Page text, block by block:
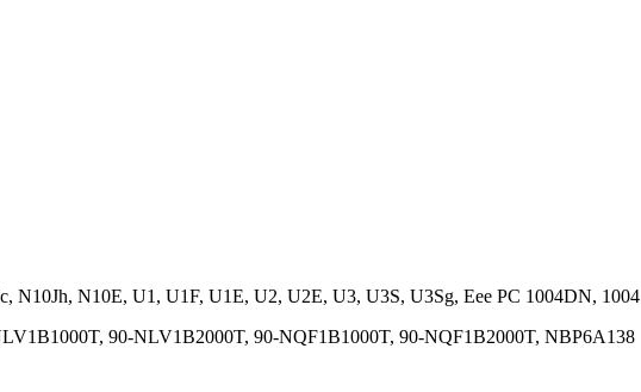
N10Jh, N10E, U1, U1F, U1E, U2, U2E, U3, U3S, U3Sg, Eee PC 1004DN, 1004
90-NLV1B2000T, 90-NQF1B1000T, 90-NQF1B2000T, NBP6A138